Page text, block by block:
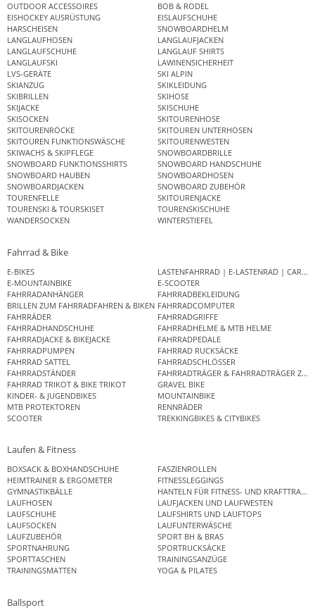
OUTDOOR ACCESSOIRES
BOB & RODEL
EISHOCKEY AUSRÜSTUNG
EISLAUFSCHUHE
HARSCHEISEN
SNOWBOARDHELM
LANGLAUFHOSEN
LANGLAUFJACKEN
LANGLAUFSCHUHE
LANGLAUF SHIRTS
LANGLAUFSKI
LAWINENSICHERHEIT
LVS-GERÄTE
SKI ALPIN
SKIANZUG
SKIKLEIDUNG
SKIBRILLEN
SKIHOSE
SKIJACKE
SKISCHUHE
SKISOCKEN
SKITOURENHOSE
SKITOURENRÖCKE
SKITOUREN UNTERHOSEN
SKITOUREN FUNKTIONSWÄSCHE
SKITOURENWESTEN
SKIWACHS & SKIPFLEGE
SNOWBOARDBRILLE
SNOWBOARD FUNKTIONSSHIRTS
SNOWBOARD HANDSCHUHE
SNOWBOARD HAUBEN
SNOWBOARDHOSEN
SNOWBOARDJACKEN
SNOWBOARD ZUBEHÖR
TOURENFELLE
SKITOURENJACKE
TOURENSKI & TOURSKISET
TOURENSKISCHUHE
WANDERSOCKEN
WINTERSTIEFEL
Fahrrad & Bike
E-BIKES
LASTENFAHRRAD | E-LASTENRAD |
E-MOUNTAINBIKE
E-SCOOTER
FAHRRADANHÄNGER
FAHRRADBEKLEIDUNG
BRILLEN ZUM FAHRRADFAHREN & BIKEN FAHRRADCOMPUTER
FAHRRÄDER
FAHRRADGRIFFE
FAHRRADHANDSCHUHE
FAHRRADHELME & MTB HELME
FAHRRADJACKE & BIKEJACKE
FAHRRADPEDALE
FAHRRADPUMPEN
FAHRRAD RUCKSÄCKE
FAHRRAD SATTEL
FAHRRADSCHLÖSSER
FAHRRADSTÄNDER
FAHRRADTRÄGER & FAHRRADTRÄGER
FAHRRAD TRIKOT & BIKE TRIKOT
GRAVEL BIKE
KINDER- & JUGENDBIKES
MOUNTAINBIKE
MTB PROTEKTOREN
RENNRÄDER
SCOOTER
TREKKINGBIKES & CITYBIKES
Laufen & Fitness
BOXSACK & BOXHANDSCHUHE
FASZIENROLLEN
HEIMTRAINER & ERGOMETER
FITNESSLEGGINGS
GYMNASTIKBÄLLE
HANTELN FÜR FITNESS- UND
LAUFHOSEN
LAUFJACKEN UND LAUFWESTEN
LAUFSCHUHE
LAUFSHIRTS UND LAUFTOPS
LAUFSOCKEN
LAUFUNTERWÄSCHE
LAUFZUBEHÖR
SPORT BH & BRAS
SPORTNAHRUNG
SPORTRUCKSÄCKE
SPORTTASCHEN
TRAININGSANZÜGE
TRAININGSMATTEN
YOGA & PILATES
Ballsport